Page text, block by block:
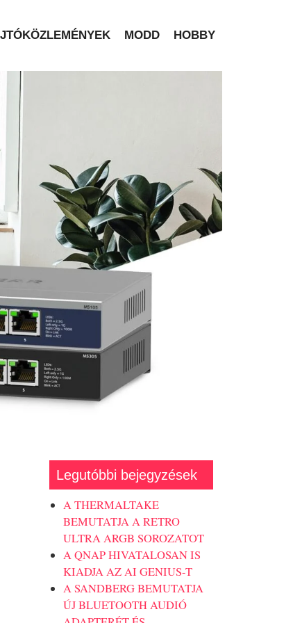
MODD HOBBY
Legutóbbi bejegyzések
A THERMALTAKE
BEMUTATJA A RETRO
ULTRA ARGB SOROZATOT
A QNAP HIVATALOSAN IS
KIADJA AZ AI GENIUS-T
A SANDBERG BEMUTATJA
ÚJ BLUETOOTH AUDIÓ